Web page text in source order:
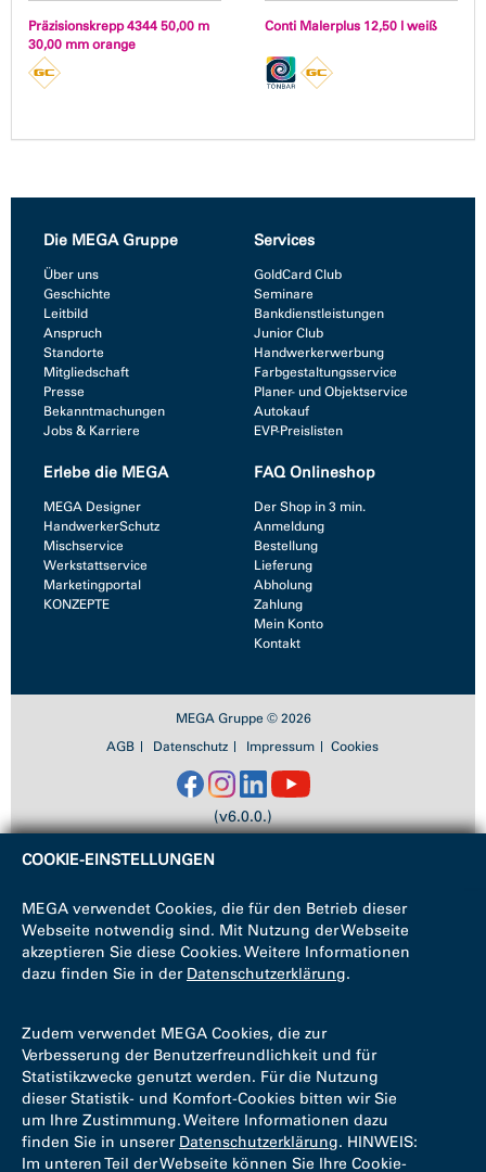
Präzisionskrepp 4344 50,00 m
30,00 mm orange
Conti Malerplus 12,50 l weiß
Die MEGA Gruppe
Über uns
Geschichte
Leitbild
Anspruch
Standorte
Mitgliedschaft
Presse
Bekanntmachungen
Jobs & Karriere
Services
GoldCard Club
Seminare
Bankdienstleistungen
Junior Club
Handwerkerwerbung
Farbgestaltungsservice
Planer- und Objektservice
Autokauf
EVP-Preislisten
Erlebe die MEGA
MEGA Designer
HandwerkerSchutz
Mischservice
Werkstattservice
Marketingportal
KONZEPTE
FAQ Onlineshop
Der Shop in 3 min.
Anmeldung
Bestellung
Lieferung
Abholung
Zahlung
Mein Konto
Kontakt
MEGA Gruppe © 2026
AGB
Datenschutz Impressum Cookies
(v6.0.0.)
COOKIE-EINSTELLUNGEN
MEGA verwendet Cookies, die für den Betrieb dieser
Webseite notwendig sind. Mit Nutzung der Webseite
akzeptieren Sie diese Cookies. Weitere Informationen
dazu finden Sie in der Datenschutzerklärung.
Zudem verwendet MEGA Cookies, die zur
Verbesserung der Benutzerfreundlichkeit und für
Statistikzwecke genutzt werden. Für die Nutzung
dieser Statistik- und Komfort-Cookies bitten wir Sie
um Ihre Zustimmung. Weitere Informationen dazu
finden Sie in unserer Datenschutzerklärung. HINWEIS:
Im unteren Teil der Webseite können Sie Ihre Cookie-